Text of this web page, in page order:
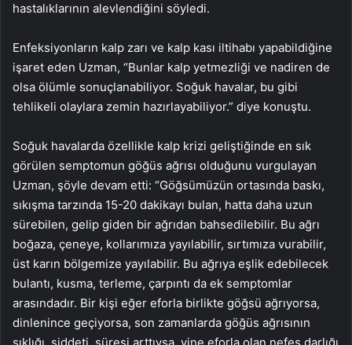
hastalıklarının alevlendiğini söyledi.
Enfeksiyonların kalp zarı ve kalp kası iltihabı yapabildiğine
işaret eden Uzman, “Bunlar kalp yetmezliği ve nadiren de
olsa ölümle sonuçlanabiliyor. Soğuk havalar, bu gibi
tehlikeli olaylara zemin hazırlayabiliyor.” diye konuştu.
Soğuk havalarda özellikle kalp krizi geliştiğinde en sık
görülen semptomun göğüs ağrısı olduğunu vurgulayan
Uzman, şöyle devam etti: “Göğsümüzün ortasında baskı,
sıkışma tarzında 15-20 dakikayı bulan, hatta daha uzun
sürebilen, gelip giden bir ağrıdan bahsedilebilir. Bu ağrı
boğaza, çeneye, kollarımıza yayılabilir, sırtımıza vurabilir,
üst karın bölgemize yayılabilir. Bu ağrıya eşlik edebilecek
bulantı, kusma, terleme, çarpıntı da ek semptomlar
arasındadır. Bir kişi eğer eforla birlikte göğsü ağrıyorsa,
dinlenince geçiyorsa, son zamanlarda göğüs ağrısının